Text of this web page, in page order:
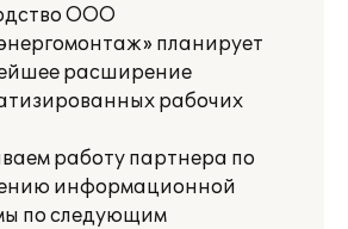
ООО
планирует
расширение
рабочих
работу партнера по
информационной
по следующим